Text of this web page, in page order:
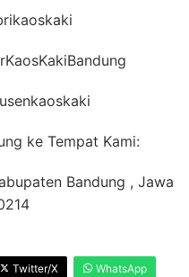
ke Tempat Kami:
Bandung , Jawa
Twitter/X WhatsApp